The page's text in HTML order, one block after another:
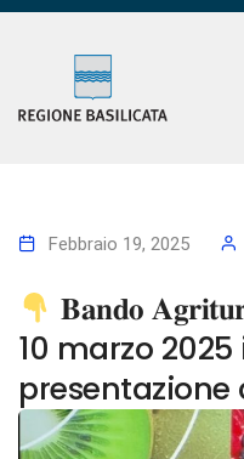
Febbraio 19, 2025
𝐁𝐚𝐧𝐝𝐨
10 marzo